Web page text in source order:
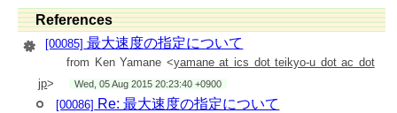
> ご回答をありがとうございます，帝京大の山根です．
>
> 未だ実機で試せていませんが，ご参考までに，MOTOR_VC
の値について次のような
> コメントを頂戴しています．
> ＃・フリー時にタイヤ手動回転の際に異常空転現象の対応
> ＃パラメータファイルは2014年07月06日版を以下の通り変
References
[00085] 最大速度の指定について
from Ken Yamane <yamane at ics dot teikyo-u dot ac dot
jp> Wed, 05 Aug 2015 20:23:40 +0900
[00086] Re: 最大速度の指定について